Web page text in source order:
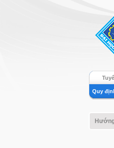
Quy